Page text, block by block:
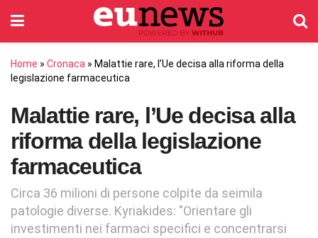
Home » Cronaca » Malattie rare, l’Ue decisa alla riforma della
legislazione farmaceutica
Malattie rare, l’Ue decisa alla
riforma della legislazione
farmaceutica
Circa 36 milioni di persone colpite da seimila
patologie diverse. Kyriakides: "Orientare gli
investimenti nei farmaci specifici e concentrarsi